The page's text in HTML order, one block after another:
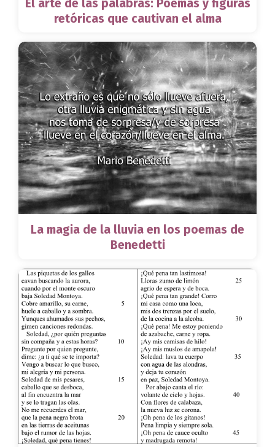
El arte de las palabras: Poemas y figuras
retóricas que cautivan el alma
La magia de la lluvia en los poemas de
Benedetti